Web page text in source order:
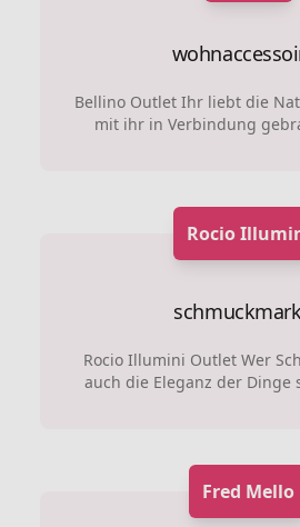
Bellino Outlet Ihr liebt die
mit ihr in Verbindung
Rocio
Rocio Illumini Outlet Wer
auch die Eleganz der Dinge
Fred Mello